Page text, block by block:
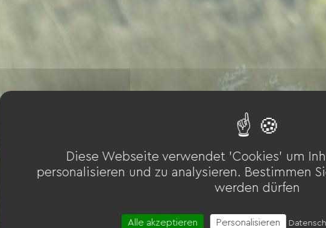
Diese Webseite verwendet 'Cookies' um
personalisieren und zu analysieren. Bestimmen
werden dürfen
Alle akzeptieren Personalisieren